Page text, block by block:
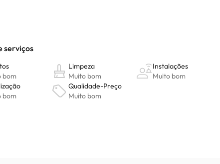
pode verificar suas taxas diretamente no estabelecimento. Esta
Pode consultar os respetivos preços diretamente junto do